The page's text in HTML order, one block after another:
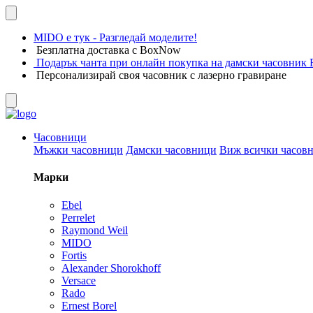
MIDO е тук - Разгледай моделите!
Безплатна доставка с BoxNow
Подарък чанта при онлайн покупка на дамски часовник
Персонализирай своя часовник с лазерно гравиране
Часовници
Мъжки часовници Дамски часовници Виж всички
Марки
Ebel
Perrelet
Raymond Weil
MIDO
Fortis
Alexander Shorokhoff
Versace
Rado
Ernest Borel